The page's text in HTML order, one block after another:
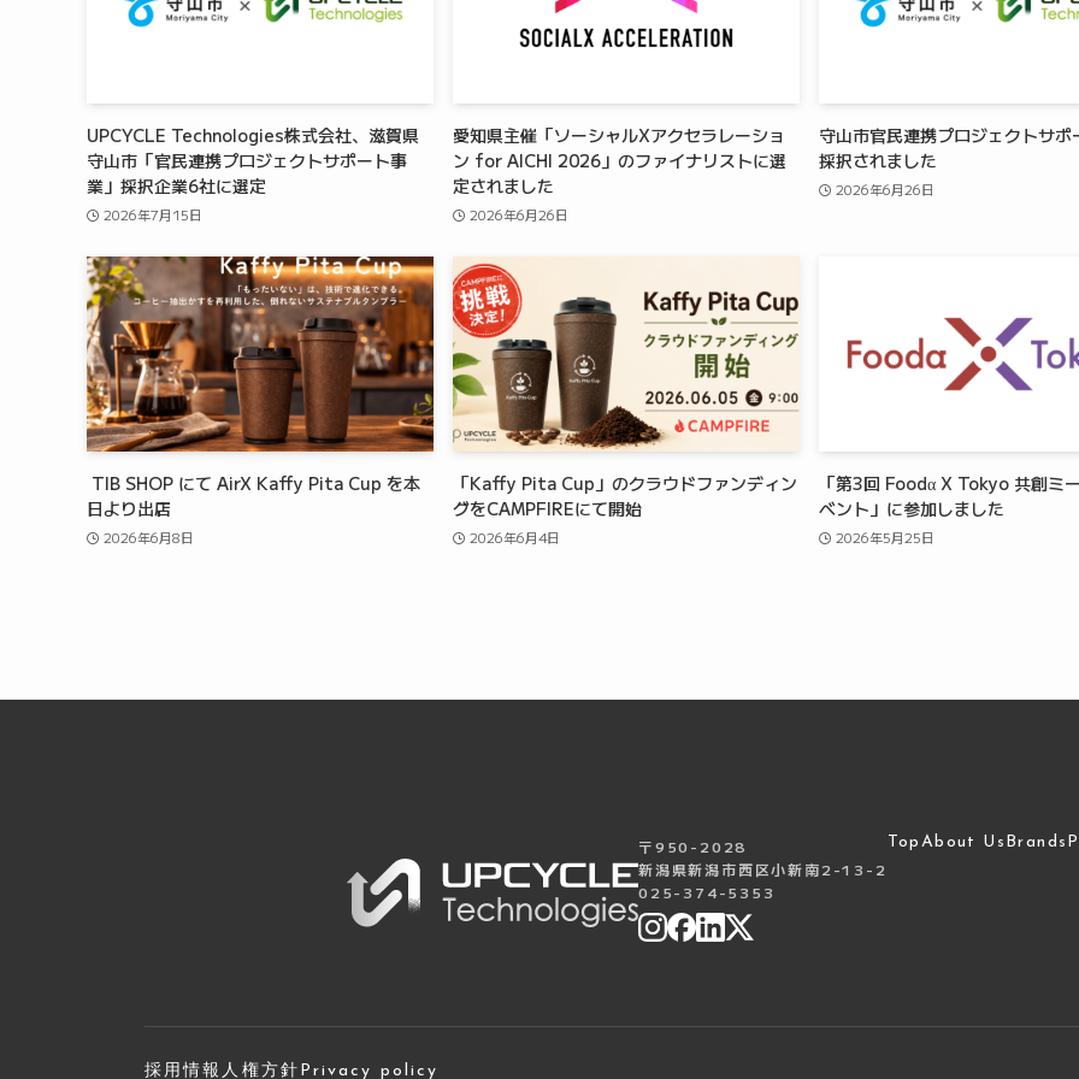
UPCYCLE Technologies株式会社、滋賀県
守山市「官民連携プロジェクトサポート事
業」採択企業6社に選定
2026年7月15日
愛知県主催「ソーシャルXアクセラレーショ
ン for AICHI 2026」のファイナリストに選
定されました
2026年6月26日
守山市官民連携プロジェクトサポ
採択されました
2026年6月26日
TIB SHOP にて AirX Kaffy Pita Cup を本
日より出店
2026年6月8日
「Kaffy Pita Cup」のクラウドファンディン
グをCAMPFIREにて開始
2026年6月4日
「第3回 Foodα X Tokyo 共創ミ
ベント」に参加しました
2026年5月25日
〒950-2028
新潟県新潟市西区小新南2-13-2
025-374-5353
Top About Us Brands
採用情報 人権方針 Privacy policy